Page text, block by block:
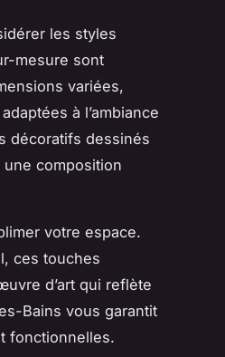
les styles
mesure sont
variées,
à l’ambiance
décoratifs dessinés
composition
votre espace.
ces touches
d’art qui reflète
Bains vous garantit
fonctionnelles.